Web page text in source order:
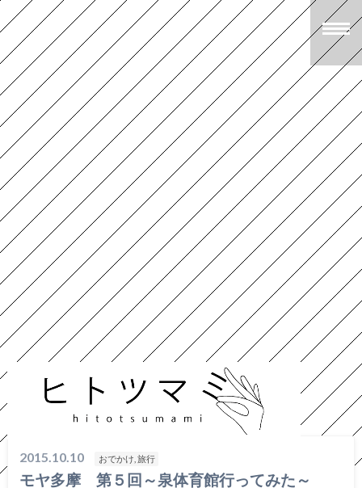
おでかけ, 旅行 モヤ多摩 第５回～泉体育館行ってみた～
2015.10.10 おでかけ, 旅行
モヤ多摩 第５回～泉体育館行ってみた～